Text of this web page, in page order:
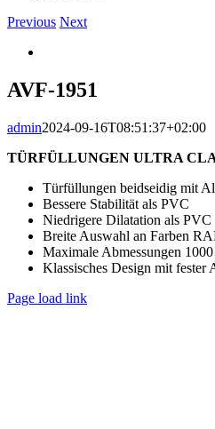
Previous Next
Image
AVF-1951
admin2024-09-16T08:51:37+02:00
TÜRFÜLLUNGEN ULTRA
Türfüllungen beidseidig mit
Bessere Stabilität als PVC
Niedrigere Dilatation als PVC
Breite Auswahl an Farben
Maximale Abmessungen
Klassisches Design mit
Page load link